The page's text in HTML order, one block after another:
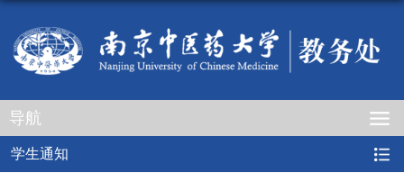
导航
学生通知